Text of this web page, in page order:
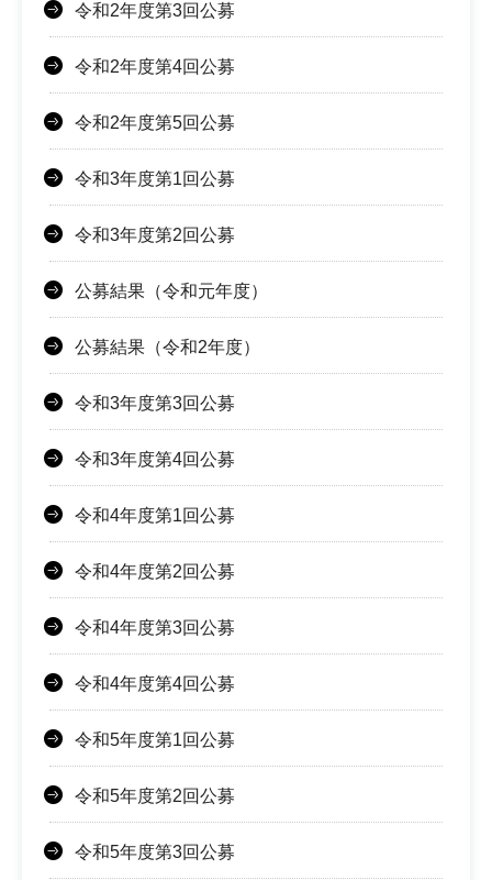
令和2年度第3回公募
令和2年度第4回公募
令和2年度第5回公募
令和3年度第1回公募
令和3年度第2回公募
公募結果（令和元年度）
公募結果（令和2年度）
令和3年度第3回公募
令和3年度第4回公募
令和4年度第1回公募
令和4年度第2回公募
令和4年度第3回公募
令和4年度第4回公募
令和5年度第1回公募
令和5年度第2回公募
令和5年度第3回公募